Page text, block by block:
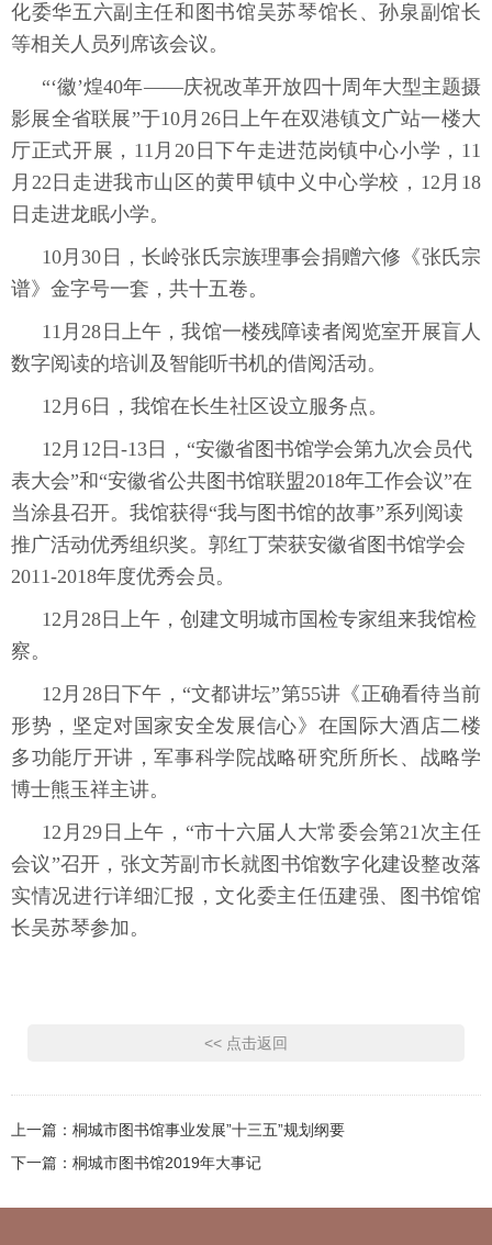
化委华五六副主任和图书馆吴苏琴馆长、孙泉副馆长
等相关人员列席该会议。
“‘徽’煌40年——庆祝改革开放四十周年大型主题摄
影展全省联展”于10月26日上午在双港镇文广站一楼大
厅正式开展，11月20日下午走进范岗镇中心小学，11
月22日走进我市山区的黄甲镇中义中心学校，12月18
日走进龙眠小学。
10月30日，长岭张氏宗族理事会捐赠六修《张氏宗
谱》金字号一套，共十五卷。
11月28日上午，我馆一楼残障读者阅览室开展盲人
数字阅读的培训及智能听书机的借阅活动。
12月6日，我馆在长生社区设立服务点。
12月12日-13日，“安徽省图书馆学会第九次会员代
表大会”和“安徽省公共图书馆联盟2018年工作会议”在
当涂县召开。我馆获得“我与图书馆的故事”系列阅读
推广活动优秀组织奖。郭红丁荣获安徽省图书馆学会
2011-2018年度优秀会员。
12月28日上午，创建文明城市国检专家组来我馆检
察。
12月28日下午，“文都讲坛”第55讲《正确看待当前
形势，坚定对国家安全发展信心》在国际大酒店二楼
多功能厅开讲，军事科学院战略研究所所长、战略学
博士熊玉祥主讲。
12月29日上午，“市十六届人大常委会第21次主任
会议”召开，张文芳副市长就图书馆数字化建设整改落
实情况进行详细汇报，文化委主任伍建强、图书馆馆
长吴苏琴参加。
<< 点击返回
上一篇： 桐城市图书馆事业发展”十三五”规划纲要
下一篇： 桐城市图书馆2019年大事记